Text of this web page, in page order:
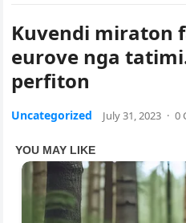
Kuvendi miraton
eurove nga
perfiton
Uncategorized July 31, 2023 · 0